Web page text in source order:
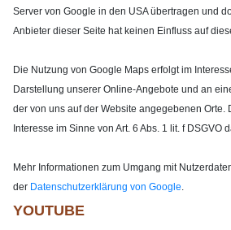
Server von Google in den USA übertragen und
Anbieter dieser Seite hat keinen Einfluss auf
Die Nutzung von Google Maps erfolgt im
Darstellung unserer Online-Angebote und an
der von uns auf der Website angegebenen Orte.
Interesse im Sinne von Art. 6 Abs. 1 lit. f DSGVO
Mehr Informationen zum Umgang mit
der Datenschutzerklärung von Google.
YOUTUBE